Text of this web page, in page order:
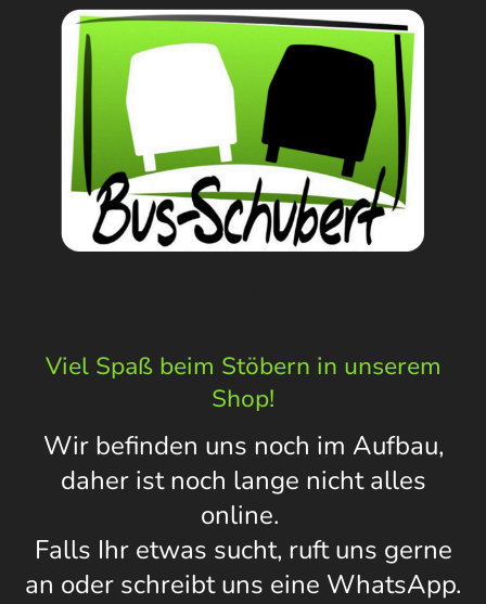
Viel Spaß beim Stöbern in unserem
Shop!
Wir befinden uns noch im Aufbau,
daher ist noch lange nicht alles
online.
Falls Ihr etwas sucht, ruft uns gerne
an oder schreibt uns eine WhatsApp.